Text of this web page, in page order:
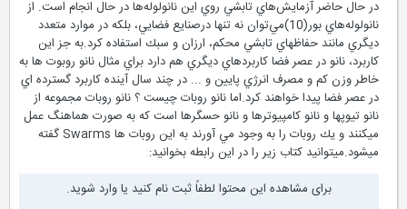
در حال حاضر آزمايش‌هاي تابشي روي اين نانولوله‌ها در حال انجام است. از
نانولوله‌هاي بور(10)مي‌توان نه تنها درصنايع فضايي، بلكه در موارد متعدد
ديگري مانند حفاظهاي تابشي محكم، ارزان و سبك استفاده كرد.به جز اين
كاربرد، نانو در عصر فضا كاربردهاي ديگري هم دارد براي مثال نانو روبوت ها به
خاطر وزن كم و مصرف انرژي پايين و ... در چند سال آينده كاربرد گسترده اي
در عصر فضا پيدا خواهند كرد.اما نانو روبات چيست ؟ نانو روبات مجموعه از
نانو تيوپها و نانو كامپيوترها و نانو حسگرها است كه به صورت هماهنگ عمل
ميكنند و يك روبات را به وجود مي آورند به اين روبات ها Swarms گفته
ميشود.ميتوانيد كتاب زير را در اين رابطه بخوانيد:
برای مشاهده این محتوا لطفاً ثبت نام کنید یا وارد شوید.